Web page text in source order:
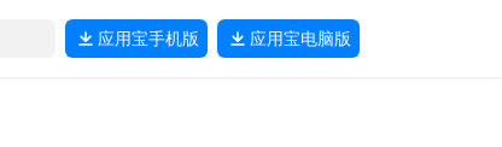
应用宝手机版 应用宝电脑版